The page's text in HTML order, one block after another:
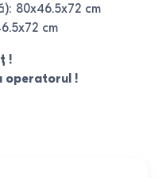
80х46.5х72 cm
cm
!
operatorul !